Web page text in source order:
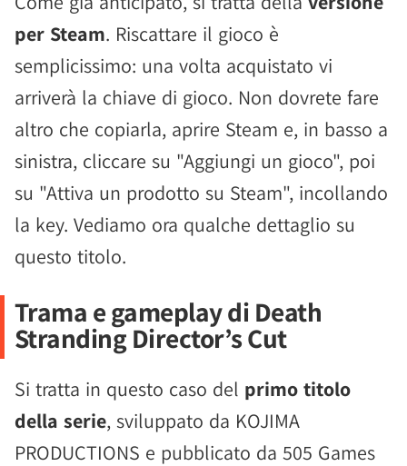
per Steam. Riscattare il gioco è
semplicissimo: una volta acquistato vi
arriverà la chiave di gioco. Non dovrete fare
altro che copiarla, aprire Steam e, in basso a
sinistra, cliccare su "Aggiungi un gioco", poi
su "Attiva un prodotto su Steam", incollando
la key. Vediamo ora qualche dettaglio su
questo titolo.
Trama e gameplay di Death
Stranding Director’s Cut
Si tratta in questo caso del primo titolo
della serie, sviluppato da KOJIMA
PRODUCTIONS e pubblicato da 505 Games